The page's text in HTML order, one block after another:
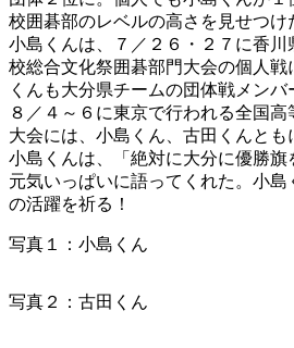
校囲碁部のレベルの高さを見せつけ
小島くんは、７／２６・２７に香
校総合文化祭囲碁部門大会の個人戦
くんも大分県チームの団体戦メンバ
８／４～６に東京で行われる全国
大会には、小島くん、古田くんとも
小島くんは、「絶対に大分に優勝旗
元気いっぱいに語ってくれた。小
の活躍を祈る！
写真１：小島くん
写真２：古田くん